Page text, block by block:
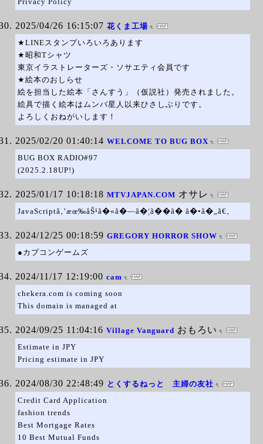
2025/04/26 16:15:07 花くま工場
★LINEスタンプいろいろあります
★昭和Tシャツ
東京イラストレーターズ・ソサエティ会員です
★絵本のおしらせ
絵を担当した絵本「さんすう」（仮説社）発売されました。
絵具で描く絵本はムンバ星人以来ひさしぶりです。
よろしくおねがいします！
2025/02/20 01:40:14 WELCOME TO BUG BOX
BUG BOX RADIO#97
(2025.2.18UP!)
2025/01/17 10:18:18 MTVJAPAN.COM オサレ
JavaScriptã‚’æœ‰åŠ¹ã�«ã�—ã�¦ã��ã� ã�•ã�„ã€‚
2024/12/25 00:18:59 GREGORY HORROR SHOW
●カプコンゲームズ
2024/11/17 12:19:00 cam
chekera.com is coming soon
This domain is managed at
2024/09/25 11:04:16 Village Vanguard おもろい
Estimate in JPY
Pricing estimate in JPY
2024/08/30 22:48:49 とくするねっと 主婦の友社
Credit Card Application
fashion trends
Best Mortgage Rates
10 Best Mutual Funds